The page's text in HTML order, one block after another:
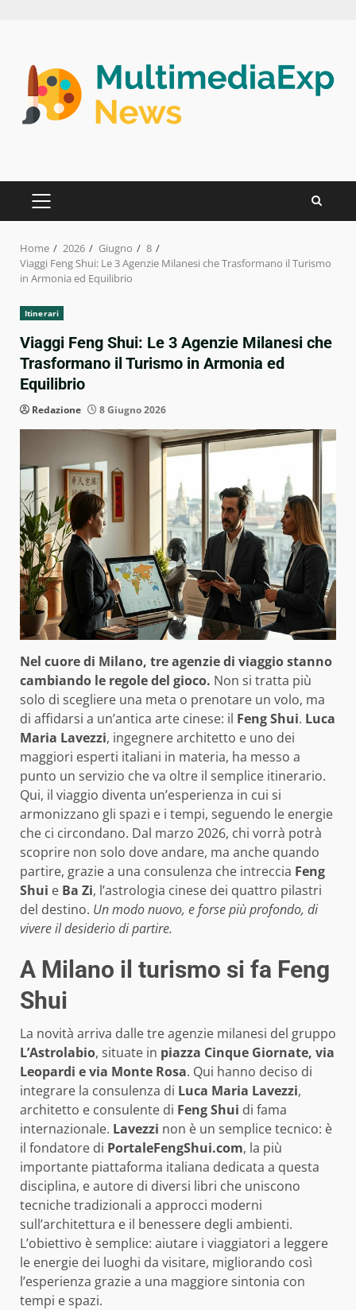
content
PRIMARY
MENU
Home 2026 Giugno
8
Viaggi Feng Shui: Le 3 Agenzie Milanesi che Trasformano il Turismo
in Armonia ed Equilibrio
Itinerari
Viaggi Feng Shui: Le 3 Agenzie Milanesi che
Trasformano il Turismo in Armonia ed
Equilibrio
Redazione 8 Giugno 2026
Nel cuore di Milano, tre agenzie di viaggio stanno
cambiando le regole del gioco. Non si tratta più
solo di scegliere una meta o prenotare un volo, ma
di affidarsi a un’antica arte cinese: il Feng Shui. Luca
Maria Lavezzi, ingegnere architetto e uno dei
maggiori esperti italiani in materia, ha messo a
punto un servizio che va oltre il semplice itinerario.
Qui, il viaggio diventa un’esperienza in cui si
armonizzano gli spazi e i tempi, seguendo le energie
che ci circondano. Dal marzo 2026, chi vorrà potrà
scoprire non solo dove andare, ma anche quando
partire, grazie a una consulenza che intreccia Feng
Shui e Ba Zi, l’astrologia cinese dei quattro pilastri
del destino. Un modo nuovo, e forse più profondo, di
vivere il desiderio di partire.
A Milano il turismo si fa Feng
Shui
La novità arriva dalle tre agenzie milanesi del gruppo
L’Astrolabio, situate in piazza Cinque Giornate, via
Leopardi e via Monte Rosa. Qui hanno deciso di
integrare la consulenza di Luca Maria Lavezzi,
architetto e consulente di Feng Shui di fama
internazionale. Lavezzi non è un semplice tecnico: è
il fondatore di PortaleFengShui.com, la più
importante piattaforma italiana dedicata a questa
disciplina, e autore di diversi libri che uniscono
tecniche tradizionali a approcci moderni
sull’architettura e il benessere degli ambienti.
L’obiettivo è semplice: aiutare i viaggiatori a leggere
le energie dei luoghi da visitare, migliorando così
l’esperienza grazie a una maggiore sintonia con
tempi e spazi.